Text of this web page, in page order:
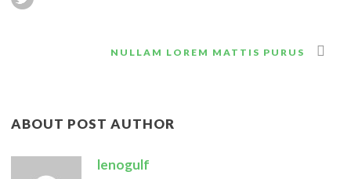
NULLAM LOREM MATTIS PURUS
ABOUT POST AUTHOR
lenogulf